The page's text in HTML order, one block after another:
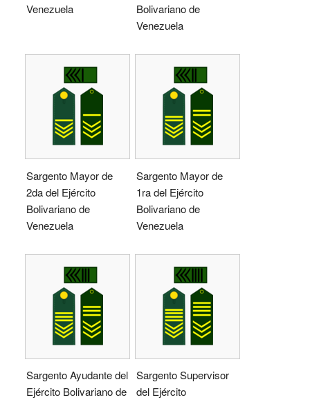
Venezuela
Bolivariano de
Venezuela
Sargento Mayor de
2da del Ejército
Bolivariano de
Venezuela
Sargento Mayor de
1ra del Ejército
Bolivariano de
Venezuela
Sargento Ayudante del
Ejército Bolivariano de
Sargento Supervisor
del Ejército